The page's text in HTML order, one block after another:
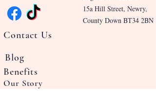
Contact Us
Blog
Benefits
Our Story
15a Hill Street, Newry,
County Down BT34 2BN